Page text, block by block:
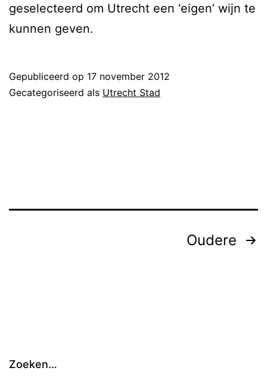
geselecteerd om Utrecht een ‘eigen’ wijn te
kunnen geven.
Gepubliceerd op 17 november 2012
Gecategoriseerd als Utrecht Stad
Oudere
Zoeken…